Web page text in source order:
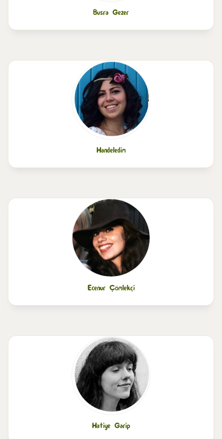
Busra Gezer
Handeledim
Ecenur Çömlekçi
Hatiye Garip